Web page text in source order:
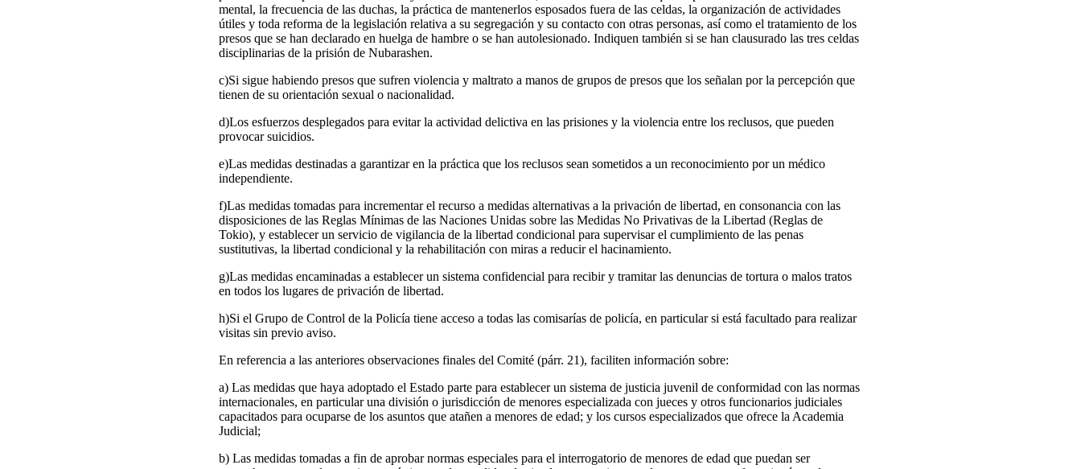
mental, la frecuencia de las duchas, la práctica de mantenerlos esposados fuera de las celdas, la organización de actividades
útiles y toda reforma de la legislación relativa a su segregación y su contacto con otras personas, así como el tratamiento de los
presos que se han declarado en huelga de hambre o se han autolesionado. Indiquen también si se han clausurado las tres celdas
disciplinarias de la prisión de Nubarashen.
c)Si sigue habiendo presos que sufren violencia y maltrato a manos de grupos de presos que los señalan por la percepción que
tienen de su orientación sexual o nacionalidad.
d)Los esfuerzos desplegados para evitar la actividad delictiva en las prisiones y la violencia entre los reclusos, que pueden
provocar suicidios.
e)Las medidas destinadas a garantizar en la práctica que los reclusos sean sometidos a un reconocimiento por un médico
independiente.
f)Las medidas tomadas para incrementar el recurso a medidas alternativas a la privación de libertad, en consonancia con las
disposiciones de las Reglas Mínimas de las Naciones Unidas sobre las Medidas No Privativas de la Libertad (Reglas de
Tokio), y establecer un servicio de vigilancia de la libertad condicional para supervisar el cumplimiento de las penas
sustitutivas, la libertad condicional y la rehabilitación con miras a reducir el hacinamiento.
g)Las medidas encaminadas a establecer un sistema confidencial para recibir y tramitar las denuncias de tortura o malos tratos
en todos los lugares de privación de libertad.
h)Si el Grupo de Control de la Policía tiene acceso a todas las comisarías de policía, en particular si está facultado para realizar
visitas sin previo aviso.
En referencia a las anteriores observaciones finales del Comité (párr. 21), faciliten información sobre:
a) Las medidas que haya adoptado el Estado parte para establecer un sistema de justicia juvenil de conformidad con las normas
internacionales, en particular una división o jurisdicción de menores especializada con jueces y otros funcionarios judiciales
capacitados para ocuparse de los asuntos que atañen a menores de edad; y los cursos especializados que ofrece la Academia
Judicial;
b) Las medidas tomadas a fin de aprobar normas especiales para el interrogatorio de menores de edad que puedan ser